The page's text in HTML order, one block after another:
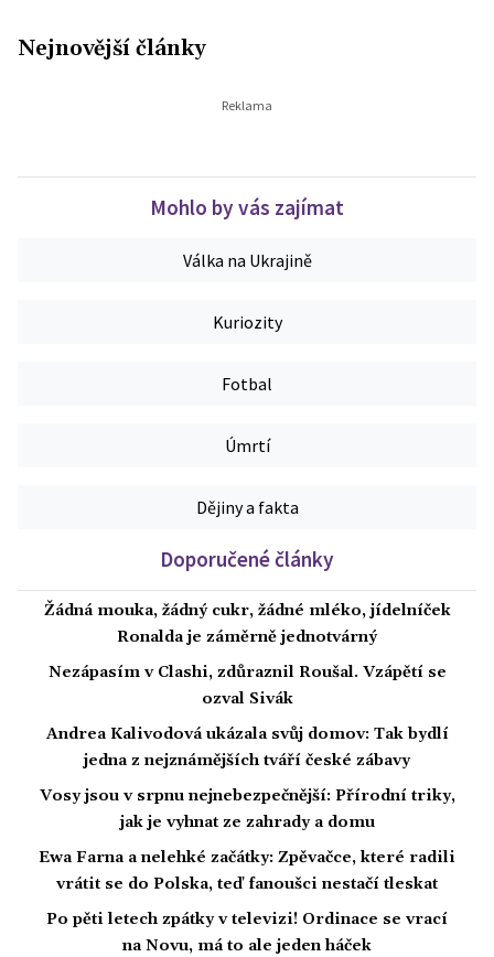
Nejnovější články
Mohlo by vás zajímat
Válka na Ukrajině
Kuriozity
Fotbal
Úmrtí
Dějiny a fakta
Doporučené články
Žádná mouka, žádný cukr, žádné mléko, jídelníček
Ronalda je záměrně jednotvárný
Nezápasím v Clashi, zdůraznil Roušal. Vzápětí se
ozval Sivák
Andrea Kalivodová ukázala svůj domov: Tak bydlí
jedna z nejznámějších tváří české zábavy
Vosy jsou v srpnu nejnebezpečnější: Přírodní triky,
jak je vyhnat ze zahrady a domu
Ewa Farna a nelehké začátky: Zpěvačce, které radili
vrátit se do Polska, teď fanoušci nestačí tleskat
Po pěti letech zpátky v televizi! Ordinace se vrací
na Novu, má to ale jeden háček